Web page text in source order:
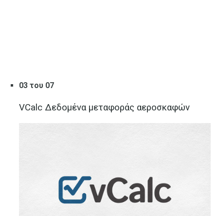
03 του 07
VCalc Δεδομένα μεταφοράς αεροσκαφών